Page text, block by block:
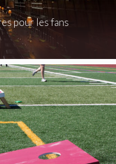
pour les fans